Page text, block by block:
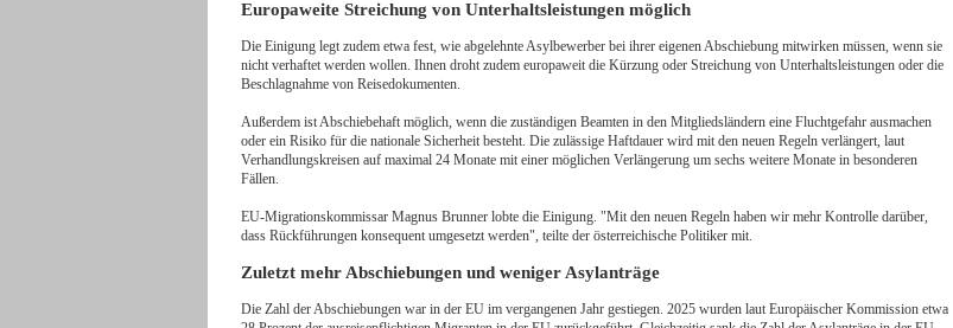
Europaweite Streichung von Unterhaltsleistungen möglich
Die Einigung legt zudem etwa fest, wie abgelehnte Asylbewerber bei ihrer eigenen Abschiebung mitwirken müssen, wenn sie
nicht verhaftet werden wollen. Ihnen droht zudem europaweit die Kürzung oder Streichung von Unterhaltsleistungen oder die
Beschlagnahme von Reisedokumenten.
Außerdem ist Abschiebehaft möglich, wenn die zuständigen Beamten in den Mitgliedsländern eine Fluchtgefahr ausmachen
oder ein Risiko für die nationale Sicherheit besteht. Die zulässige Haftdauer wird mit den neuen Regeln verlängert, laut
Verhandlungskreisen auf maximal 24 Monate mit einer möglichen Verlängerung um sechs weitere Monate in besonderen
Fällen.
EU-Migrationskommissar Magnus Brunner lobte die Einigung. "Mit den neuen Regeln haben wir mehr Kontrolle darüber,
dass Rückführungen konsequent umgesetzt werden", teilte der österreichische Politiker mit.
Zuletzt mehr Abschiebungen und weniger Asylanträge
Die Zahl der Abschiebungen war in der EU im vergangenen Jahr gestiegen. 2025 wurden laut Europäischer Kommission etwa